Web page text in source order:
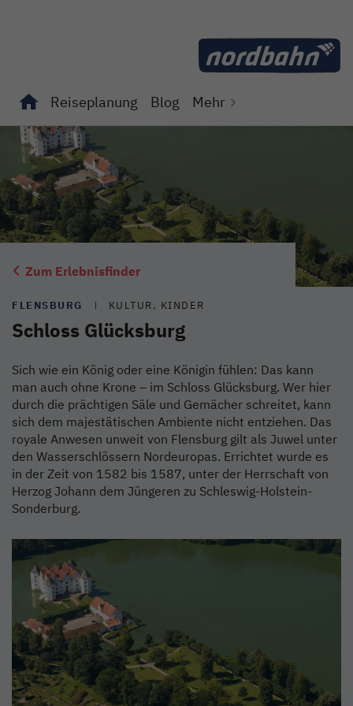
Reiseplanung
Unterseiten von "Reiseplanung" anzeigen
Blog Mehr
Zum Erlebnisfinder
FLENSBURG KULTUR, KINDER
Schloss Glücksburg
Sich wie ein König oder eine Königin fühlen: Das kann
man auch ohne Krone – im Schloss Glücksburg. Wer hier
durch die prächtigen Säle und Gemächer schreitet, kann
sich dem majestätischen Ambiente nicht entziehen. Das
royale Anwesen unweit von Flensburg gilt als Juwel unter
den Wasserschlössern Nordeuropas. Errichtet wurde es
in der Zeit von 1582 bis 1587, unter der Herrschaft von
Herzog Johann dem Jüngeren zu Schleswig-Holstein-
Sonderburg.